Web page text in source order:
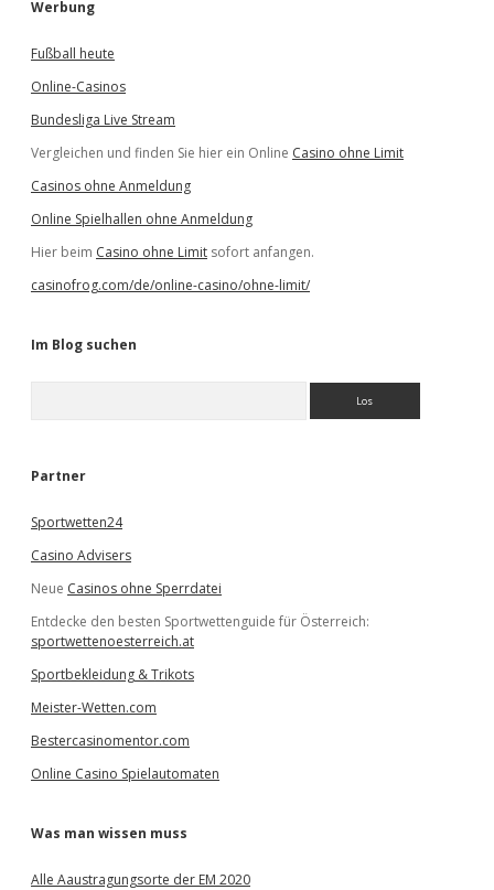
Werbung
Fußball heute
Online-Casinos
Bundesliga Live Stream
Vergleichen und finden Sie hier ein Online Casino ohne Limit
Casinos ohne Anmeldung
Online Spielhallen ohne Anmeldung
Hier beim Casino ohne Limit sofort anfangen.
casinofrog.com/de/online-casino/ohne-limit/
Im Blog suchen
e
Partner
Sportwetten24
Casino Advisers
Neue Casinos ohne Sperrdatei
Entdecke den besten Sportwettenguide für Österreich:
sportwettenoesterreich.at
Sportbekleidung & Trikots
Meister-Wetten.com
Bestercasinomentor.com
Online Casino Spielautomaten
Was man wissen muss
Alle Aaustragungsorte der EM 2020